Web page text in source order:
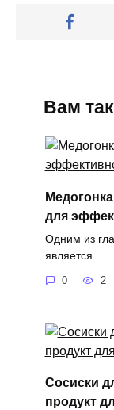
Вам
для
Одним из
является
0 2
Сосиски
продукт